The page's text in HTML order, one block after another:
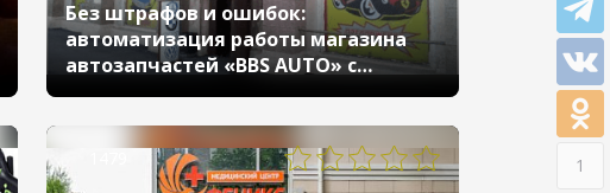
Без штрафов и ошибок:
автоматизация работы магазина
автозапчастей «BBS AUTO» с
маркетаплейсами
1